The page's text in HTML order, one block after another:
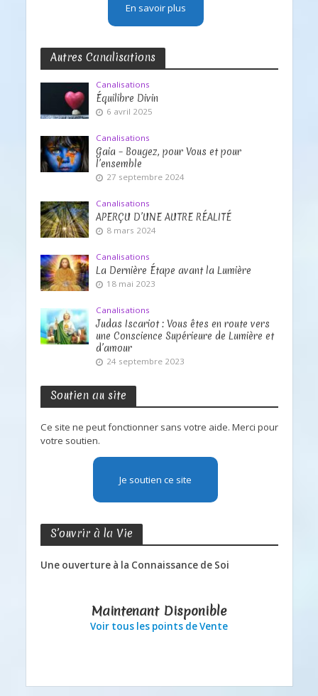
En savoir plus
Autres Canalisations
Canalisations
Équilibre Divin
6 avril 2025
Canalisations
Gaia – Bougez, pour Vous et pour
l’ensemble
27 septembre 2024
Canalisations
APERÇU D’UNE AUTRE RÉALITÉ
8 mars 2024
Canalisations
La Dernière Étape avant la Lumière
18 mai 2023
Canalisations
Judas Iscariot : Vous êtes en route vers
une Conscience Supérieure de Lumière et
d’amour
24 septembre 2023
Soutien au site
Ce site ne peut fonctionner sans votre aide. Merci pour
votre soutien.
Je soutien ce site
S’ouvrir à la Vie
Une ouverture à la Connaissance de Soi
Maintenant Disponible
Voir tous les points de Vente